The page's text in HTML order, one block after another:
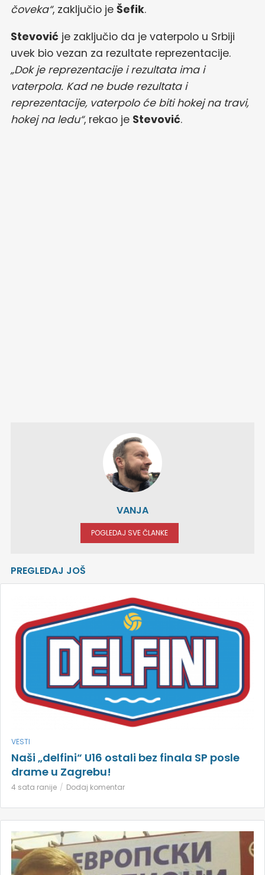
čoveka“, zaključio je Šefik.
Stevović je zaključio da je vaterpolo u Srbiji
uvek bio vezan za rezultate reprezentacije.
„Dok je reprezentacije i rezultata ima i
vaterpola. Kad ne bude rezultata i
reprezentacije, vaterpolo će biti hokej na travi,
hokej na ledu“, rekao je Stevović.
VANJA
POGLEDAJ SVE ČLANKE
PREGLEDAJ JOŠ
VESTI
Naši „delfini“ U16 ostali bez finala SP posle
drame u Zagrebu!
4 sata ranije Dodaj komentar